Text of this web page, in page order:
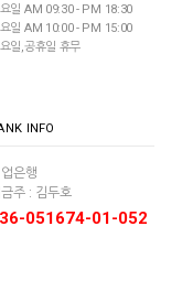
일 AM 09:30 - PM 18:30
일 AM 10:00 - PM 15:00
일,공휴일 휴무
INFO
은행
주 : 김두호
051674-01-052
모델링램프